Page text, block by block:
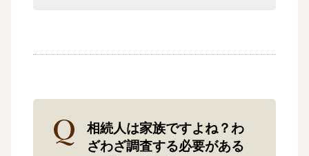
相続人は家族ですよね？わ
ざわざ調査する必要がある